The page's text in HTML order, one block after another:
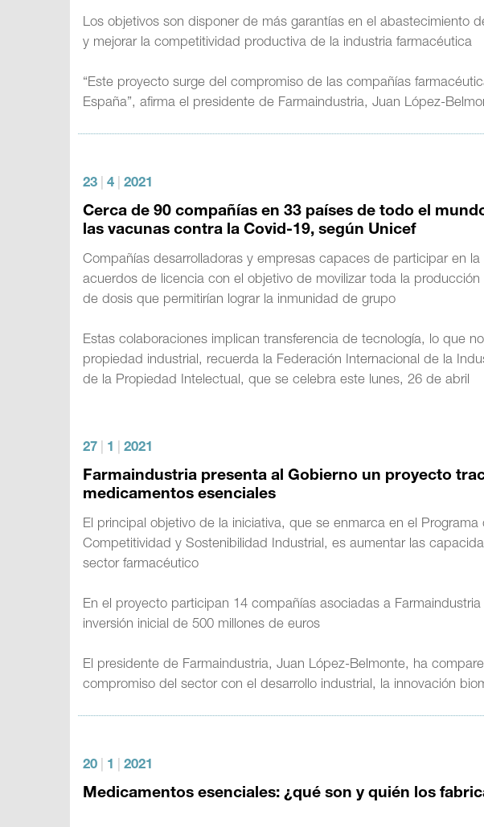
Los objetivos son disponer de más garantías en el abastecimiento
y mejorar la competitividad productiva de la industria farmacéutica
“Este proyecto surge del compromiso de las compañías
España”, afirma el presidente de Farmaindustria, Juan López-
23 4 2021
Cerca de 90 compañías en 33 países de todo el
las vacunas contra la Covid-19, según Unicef
Compañías desarrolladoras y empresas capaces de participar en
acuerdos de licencia con el objetivo de movilizar toda la
de dosis que permitirían lograr la inmunidad de grupo
Estas colaboraciones implican transferencia de tecnología, lo que
propiedad industrial, recuerda la Federación Internacional de la
de la Propiedad Intelectual, que se celebra este lunes, 26 de abril
27 1 2021
Farmaindustria presenta al Gobierno un proyecto
medicamentos esenciales
El principal objetivo de la iniciativa, que se enmarca en el
Competitividad y Sostenibilidad Industrial, es aumentar las
sector farmacéutico
En el proyecto participan 14 compañías asociadas a
inversión inicial de 500 millones de euros
El presidente de Farmaindustria, Juan López-Belmonte, ha
compromiso del sector con el desarrollo industrial, la innovación
20 1 2021
Medicamentos esenciales: ¿qué son y quién los